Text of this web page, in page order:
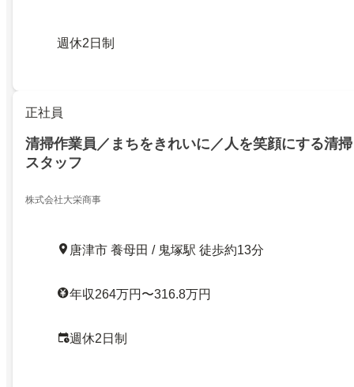
週休2日制
正社員
清掃作業員／まちをきれいに／人を笑顔にする清
スタッフ
株式会社大栄商事
唐津市 養母田 / 鬼塚駅 徒歩約13分
年収264万円〜316.8万円
週休2日制